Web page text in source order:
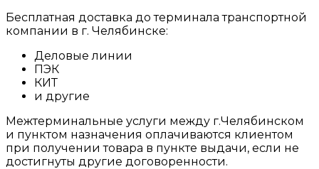
Бесплатная доставка до терминала транспортной
компании в г. Челябинске:
Деловые линии
ПЭК
КИТ
и другие
Межтерминальные услуги между г.Челябинском
и пунктом назначения оплачиваются клиентом
при получении товара в пункте выдачи, если не
достигнуты другие договоренности.